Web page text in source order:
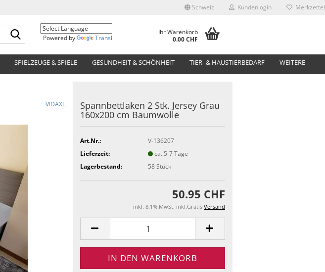
Schweiz Kundenlogin Merkzettel
Suche...
Powered by
Translate
Ihr Warenkorb
0.00 CHF
SPIELZEUGE & SPIELE GESUNDHEIT & SCHÖNHEIT TIER- & HAUSTIERBEDARF WEITERE
VIDAXL
Spannbettlaken 2 Stk. Jersey Grau
160x200 cm Baumwolle
Art.Nr.:
V-136207
Lieferzeit:
ca. 5-7 Tage
Lagerbestand:
58Stück
50.95 CHF
inkl. 8.1% MwSt. inkl.Gratis Versand